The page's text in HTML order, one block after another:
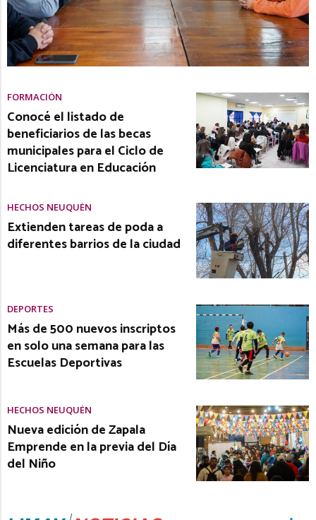
FORMACIÓN
Conocé el listado de
beneficiarios de las becas
municipales para el Ciclo de
Licenciatura en Educación
HECHOS NEUQUÉN
Extienden tareas de poda a
diferentes barrios de la ciudad
DEPORTES
Más de 500 nuevos inscriptos
en solo una semana para las
Escuelas Deportivas
HECHOS NEUQUÉN
Nueva edición de Zapala
Emprende en la previa del Día
del Niño